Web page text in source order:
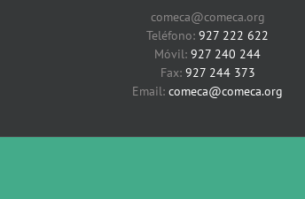
comeca@comeca.org
Teléfono: 927 222 622
Móvil: 927 240 244
Fax: 927 244 373
Email: comeca@comeca.org